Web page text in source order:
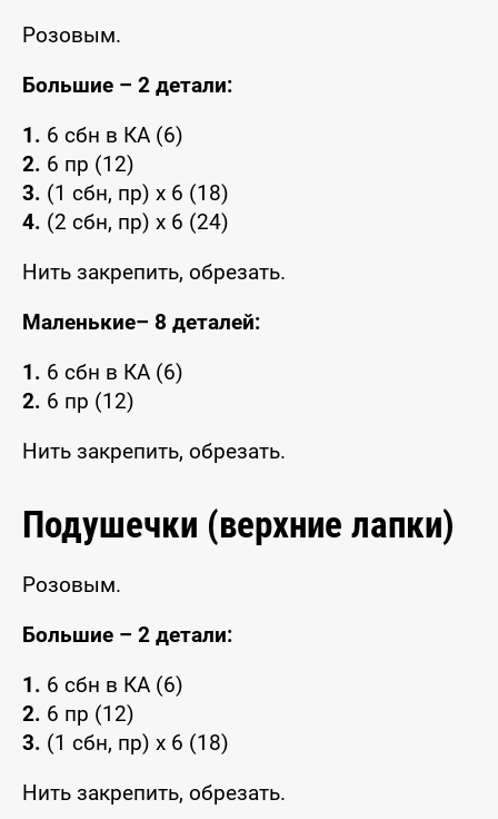
Розовым.
Большие – 2 детали:
1. 6 сбн в КА (6)
2. 6 пр (12)
3. (1 сбн, пр) x 6 (18)
4. (2 сбн, пр) x 6 (24)
Нить закрепить, обрезать.
Маленькие– 8 деталей:
1. 6 сбн в КА (6)
2. 6 пр (12)
Нить закрепить, обрезать.
Подушечки (верхние лапки)
Розовым.
Большие – 2 детали:
1. 6 сбн в КА (6)
2. 6 пр (12)
3. (1 сбн, пр) x 6 (18)
Нить закрепить, обрезать.